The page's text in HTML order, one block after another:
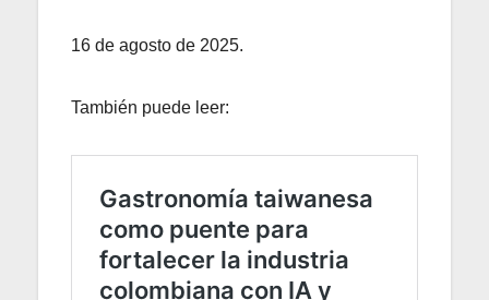
16 de agosto de 2025.
También puede leer: